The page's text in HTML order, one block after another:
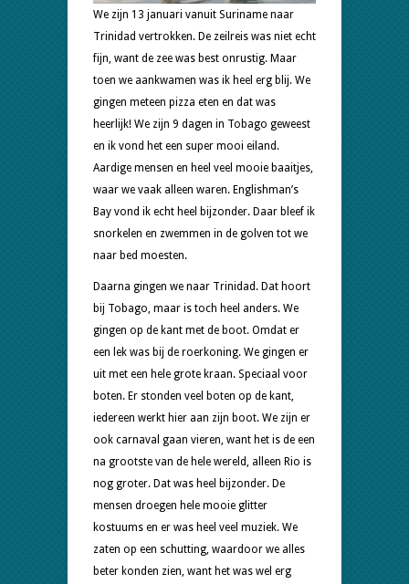
We zijn 13 januari vanuit Suriname naar
Trinidad vertrokken. De zeilreis was niet echt
fijn, want de zee was best onrustig. Maar
toen we aankwamen was ik heel erg blij. We
gingen meteen pizza eten en dat was
heerlijk! We zijn 9 dagen in Tobago geweest
en ik vond het een super mooi eiland.
Aardige mensen en heel veel mooie baaitjes,
waar we vaak alleen waren. Englishman’s
Bay vond ik echt heel bijzonder. Daar bleef ik
snorkelen en zwemmen in de golven tot we
naar bed moesten.
Daarna gingen we naar Trinidad. Dat hoort
bij Tobago, maar is toch heel anders. We
gingen op de kant met de boot. Omdat er
een lek was bij de roerkoning. We gingen er
uit met een hele grote kraan. Speciaal voor
boten. Er stonden veel boten op de kant,
iedereen werkt hier aan zijn boot. We zijn er
ook carnaval gaan vieren, want het is de een
na grootste van de hele wereld, alleen Rio is
nog groter. Dat was heel bijzonder. De
mensen droegen hele mooie glitter
kostuums en er was heel veel muziek. We
zaten op een schutting, waardoor we alles
beter konden zien, want het was wel erg